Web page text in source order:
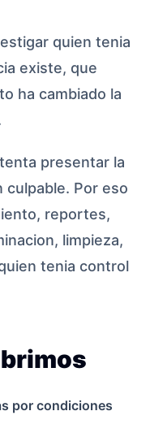
quien tenia
existe, que
ha cambiado la
presentar la
culpable. Por eso
reportes,
limpieza,
tenia control
por condiciones